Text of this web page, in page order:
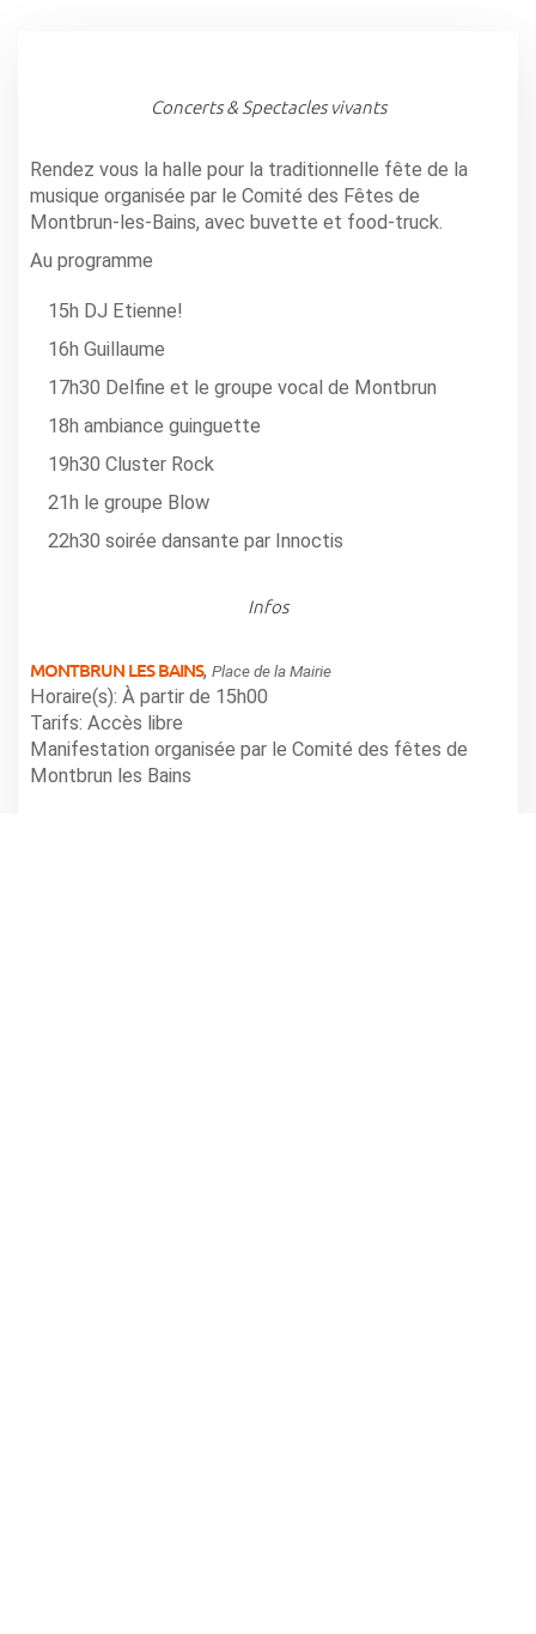
Concerts & Spectacles vivants
Rendez vous la halle pour la traditionnelle fête de la
musique organisée par le Comité des Fêtes de
Montbrun-les-Bains, avec buvette et food-truck.
Au programme
15h DJ Etienne!
16h Guillaume
17h30 Delfine et le groupe vocal de Montbrun
18h ambiance guinguette
19h30 Cluster Rock
21h le groupe Blow
22h30 soirée dansante par Innoctis
Infos
MONTBRUN LES BAINS, Place de la Mairie
Horaire(s): À partir de 15h00
Tarifs: Accès libre
Manifestation organisée par le Comité des fêtes de
Montbrun les Bains